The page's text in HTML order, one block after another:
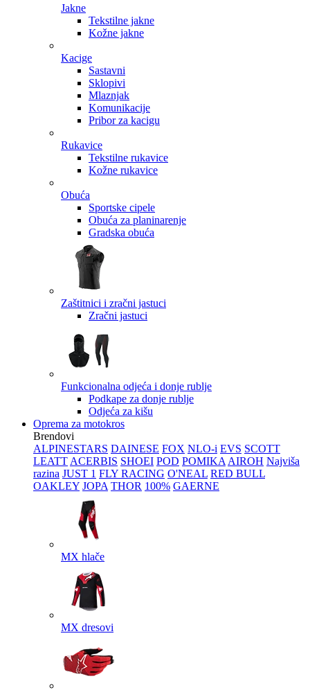
Jakne
Tekstilne jakne
Kožne jakne
Kacige
Sastavni
Sklopivi
Mlaznjak
Komunikacije
Pribor za kacigu
Rukavice
Tekstilne rukavice
Kožne rukavice
Obuća
Sportske cipele
Obuća za planinarenje
Gradska obuća
Zaštitnici i zračni jastuci
Zračni jastuci
Funkcionalna odjeća i donje rublje
Podkape za donje rublje
Odjeća za kišu
Oprema za motokros
Brendovi
ALPINESTARS DAINESE FOX NLO-i EVS SCOTT
LEATT ACERBIS SHOEI POD POMIKA AIROH Najviša
razina JUST 1 FLY RACING O'NEAL RED BULL
OAKLEY JOPA THOR 100% GAERNE
MX hlače
MX dresovi